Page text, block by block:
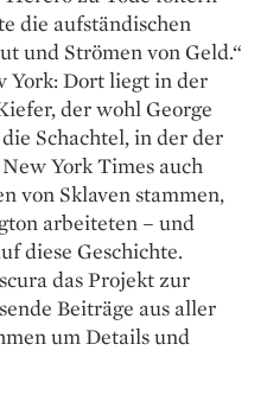
die aufständischen
und Strömen von Geld.“
York: Dort liegt in der
der wohl George
Schachtel, in der der
York Times auch
von Sklaven stammen,
arbeiteten – und
diese Geschichte.
das Projekt zur
Beiträge aus aller
um Details und